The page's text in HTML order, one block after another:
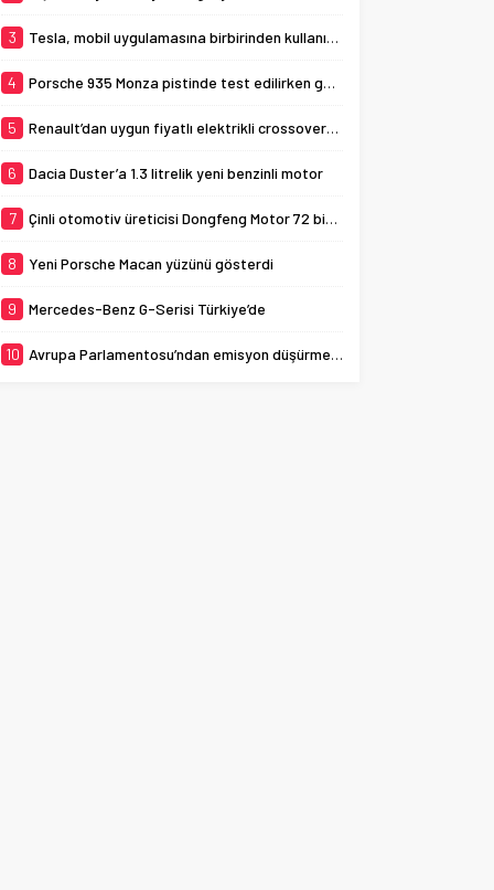
3 Tesla, mobil uygulamasına birbirinden kullanışlı 3 yeni özellik ekledi
4 Porsche 935 Monza pistinde test edilirken görüldü
5 Renault’dan uygun fiyatlı elektrikli crossover: Renault K-ZE
6 Dacia Duster’a 1.3 litrelik yeni benzinli motor
7 Çinli otomotiv üreticisi Dongfeng Motor 72 bin aracı geri çağırıyor
8 Yeni Porsche Macan yüzünü gösterdi
9 Mercedes-Benz G-Serisi Türkiye’de
10 Avrupa Parlamentosu’ndan emisyon düşürme adımı